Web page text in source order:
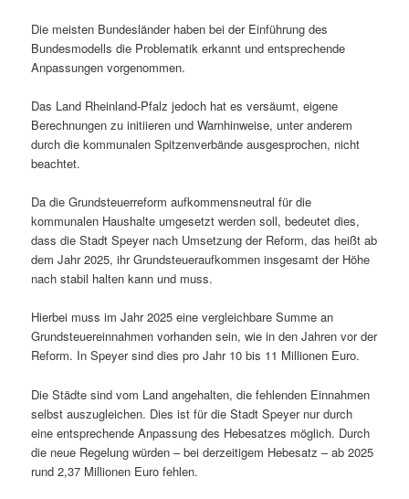
Die meisten Bundesländer haben bei der Einführung des
Bundesmodells die Problematik erkannt und entsprechende
Anpassungen vorgenommen.
Das Land Rheinland-Pfalz jedoch hat es versäumt, eigene
Berechnungen zu initiieren und Warnhinweise, unter anderem
durch die kommunalen Spitzenverbände ausgesprochen, nicht
beachtet.
Da die Grundsteuerreform aufkommensneutral für die
kommunalen Haushalte umgesetzt werden soll, bedeutet dies,
dass die Stadt Speyer nach Umsetzung der Reform, das heißt ab
dem Jahr 2025, ihr Grundsteueraufkommen insgesamt der Höhe
nach stabil halten kann und muss.
Hierbei muss im Jahr 2025 eine vergleichbare Summe an
Grundsteuereinnahmen vorhanden sein, wie in den Jahren vor der
Reform. In Speyer sind dies pro Jahr 10 bis 11 Millionen Euro.
Die Städte sind vom Land angehalten, die fehlenden Einnahmen
selbst auszugleichen. Dies ist für die Stadt Speyer nur durch
eine entsprechende Anpassung des Hebesatzes möglich. Durch
die neue Regelung würden – bei derzeitigem Hebesatz – ab 2025
rund 2,37 Millionen Euro fehlen.